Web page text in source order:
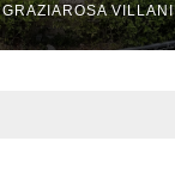
GRAZIAROSA VILLANI